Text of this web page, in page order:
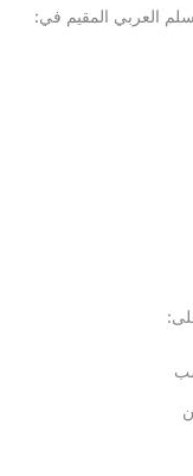
العربي المقيم في: